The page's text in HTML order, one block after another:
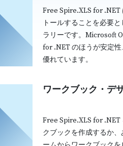
Free Spire.XLS for
トールすることを必要
ラリーです。Microsoft
for .NET のほうが安定
優れています。
ワークブック・デ
Free Spire.XLS for .NET
クブックを作成するか